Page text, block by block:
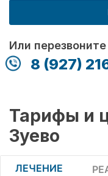
Или
8 (927)
Тарифы и
Зуево
ЛЕЧЕНИЕ